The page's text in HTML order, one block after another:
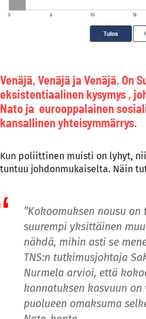
Venäjä, Venäjä ja Venäjä. On
eksistentiaalinen kysymys ,
Nato ja eurooppalainen
kansallinen yhteisymmärrys.
Kun poliittinen muisti on lyhyt,
tuntuu johdonmukaiselta. Näin
”Kokoomuksen nousu
suurempi yksittäinen
nähdä, mihin asti se
TNS:n tutkimusjohtaja
Nurmela arvioi, että
kannatuksen kasvuun
puolueen omaksuma